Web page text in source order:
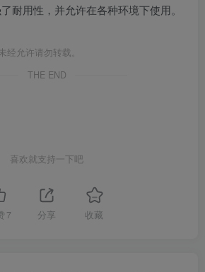
耐用性，并允许在各种环境下使用。
经允许请勿转载。
THE END
喜欢就支持一下吧
7 分享 收藏